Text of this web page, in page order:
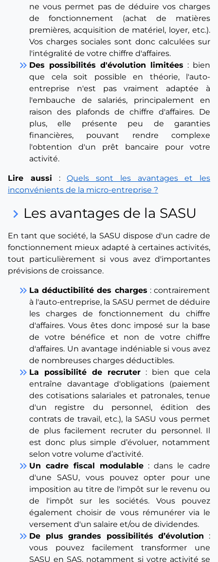
ne vous permet pas de déduire vos charges
de fonctionnement (achat de matières
premières, acquisition de matériel, loyer, etc.).
Vos charges sociales sont donc calculées sur
l'intégralité de votre chiffre d'affaires.
keyboard_double_arrow_right Des possibilités d'évolution limitées : bien
que cela soit possible en théorie, l'auto-
entreprise n'est pas vraiment adaptée à
l'embauche de salariés, principalement en
raison des plafonds de chiffre d'affaires. De
plus, elle présente peu de garanties
financières, pouvant rendre complexe
l'obtention d'un prêt bancaire pour votre
activité.
Lire aussi :
Quels sont les avantages et les
inconvénients de la micro-entreprise ?
keyboard_arrow_right Les avantages de la SASU
En tant que société, la SASU dispose d'un cadre de
fonctionnement mieux adapté à certaines activités,
tout particulièrement si vous avez d'importantes
prévisions de croissance.
keyboard_double_arrow_right La déductibilité des charges : contrairement
à l'auto-entreprise, la SASU permet de déduire
les charges de fonctionnement du chiffre
d'affaires. Vous êtes donc imposé sur la base
de votre bénéfice et non de votre chiffre
d'affaires. Un avantage indéniable si vous avez
de nombreuses charges déductibles.
keyboard_double_arrow_right La possibilité de recruter : bien que cela
entraîne davantage d'obligations (paiement
des cotisations salariales et patronales, tenue
d'un registre du personnel, édition des
contrats de travail, etc.), la SASU vous permet
de plus facilement recruter du personnel. Il
est donc plus simple d’évoluer, notamment
selon votre volume d’activité.
keyboard_double_arrow_right Un cadre fiscal modulable : dans le cadre
d'une SASU, vous pouvez opter pour une
imposition au titre de l'impôt sur le revenu ou
de l'impôt sur les sociétés. Vous pouvez
également choisir de vous rémunérer via le
versement d'un salaire et/ou de dividendes.
keyboard_double_arrow_right De plus grandes possibilités d’évolution :
vous pouvez facilement transformer une
SASU en SAS, notamment si votre activité se